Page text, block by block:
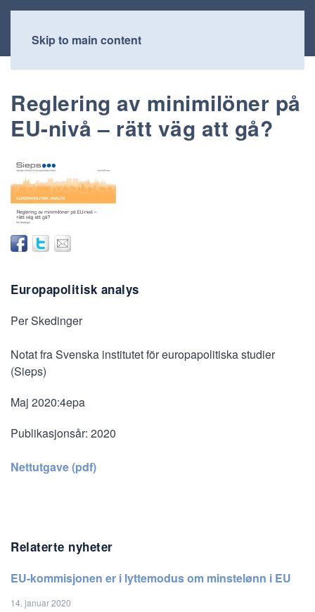
Skip to main content
Reglering av minimilöner på
EU-nivå – rätt väg att gå?
Europapolitisk analys
Per Skedinger
Notat fra Svenska institutet för europapolitiska studier
(Sieps)
Maj 2020:4epa
Publikasjonsår: 2020
Nettutgave (pdf)
Relaterte nyheter
EU-kommisjonen er i lyttemodus om minstelønn i EU
14. januar 2020